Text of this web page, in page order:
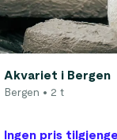
Akvariet i Bergen
Bergen • 2 t
Ingen pris